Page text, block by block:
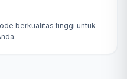
berkualitas tinggi untuk